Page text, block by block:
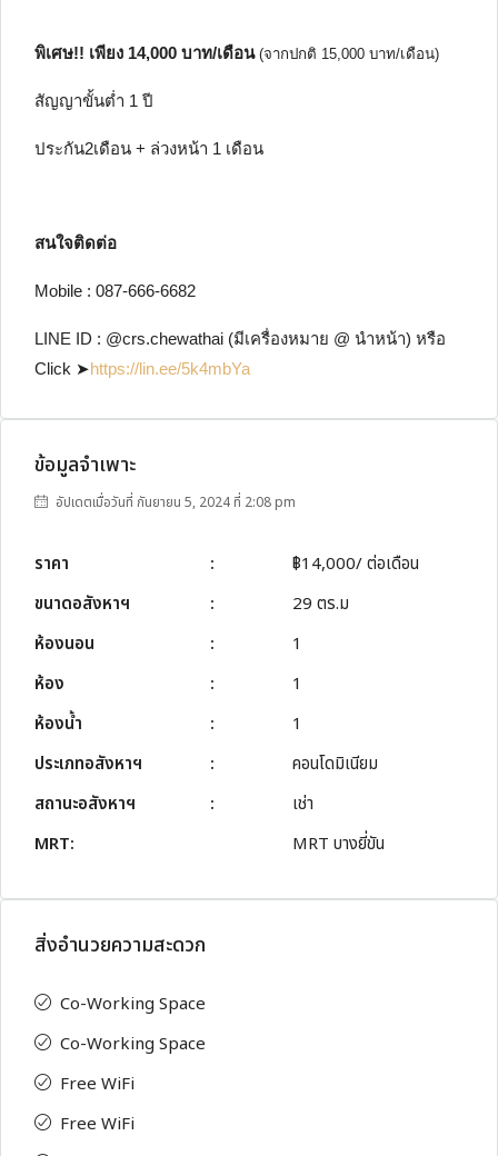
พิเศษ!! เพียง 14,000 บาท/เดือน (จากปกติ 15,000 บาท/เดือน)
สัญญาขั้นต่ำ 1 ปี
ประกัน2เดือน + ล่วงหน้า 1 เดือน
สนใจติดต่อ
Mobile : 087-666-6682
LINE ID : @crs.chewathai (มีเครื่องหมาย @ นำหน้า) หรือ
Click ➤https://lin.ee/5k4mbYa
ข้อมูลจำเพาะ
อัปเดตเมื่อวันที่ กันยายน 5, 2024 ที่ 2:08 pm
ราคา :
฿14,000/ ต่อเดือน
ขนาดอสังหาฯ
:
29 ตร.ม
ห้องนอน
:
1
ห้อง
:
1
ห้องน้ำ
:
1
ประเภทอสังหาฯ
:
คอนโดมิเนียม
สถานะอสังหาฯ
:
เช่า
MRT:
MRT บางยี่ขัน
สิ่งอำนวยความสะดวก
Co-Working Space
Co-Working Space
Free WiFi
Free WiFi